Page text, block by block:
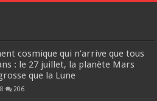
cosmique qui n’arrive que tous
: le 27 juillet, la planète Mars
que la Lune
206